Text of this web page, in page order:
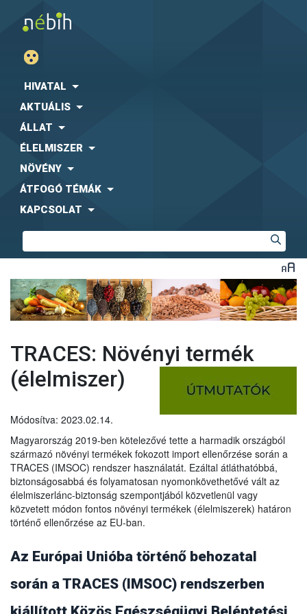
HIVATAL
AKTUÁLIS
ÁLLAT
ÉLELMISZER
NÖVÉNY
ÁTFOGÓ TÉMÁK
KAPCSOLAT
TRACES: Növényi termék
(élelmiszer)
Módosítva: 2023.02.14.
Magyarország 2019-ben kötelezővé tette a harmadik országból
származó növényi termékek fokozott import ellenőrzése során a
TRACES (IMSOC) rendszer használatát. Ezáltal átláthatóbbá,
biztonságosabbá és folyamatosan nyomonkövethetővé vált az
élelmiszerlánc-biztonság szempontjából közvetlenül vagy
közvetett módon fontos növényi termékek (élelmiszerek) határon
történő ellenőrzése az EU-ban.
Az Európai Unióba történő behozatal
során a TRACES (IMSOC) rendszerben